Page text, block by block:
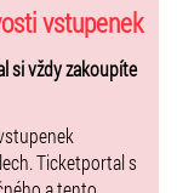
vstupenek
si vždy zakoupíte
Ticketportal s